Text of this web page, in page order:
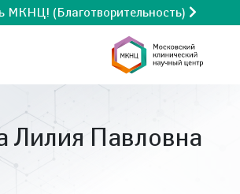
МКНЦ! (Благотворительность)
Лилия Павловна